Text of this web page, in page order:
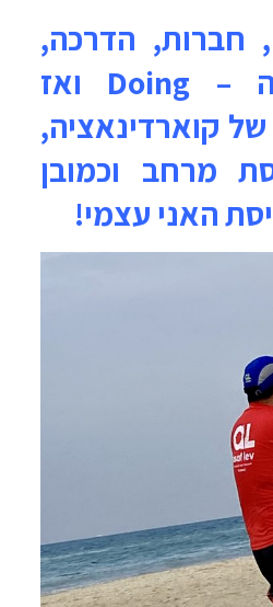
חברות, הדרכה,
אמונה, עשייה – Doing ואז
קוארדינאציה,
מרחב וכמובן
האני עצמי!